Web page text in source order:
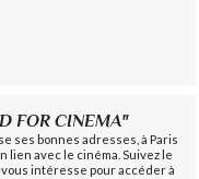
FOR CINEMA"
ses bonnes adresses, à Paris
lien avec le cinéma. Suivez le
intéresse pour accéder à